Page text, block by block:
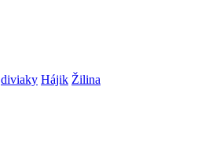
diviaky Hájik Žilina